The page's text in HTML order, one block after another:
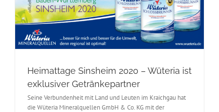
Heimattage Sinsheim 2020 – Wüteria ist
exklusiver Getränkepartner
Seine Verbundenheit mit Land und Leuten im Kraichgau hat
die Wüteria Mineralquellen GmbH & Co. KG mit der